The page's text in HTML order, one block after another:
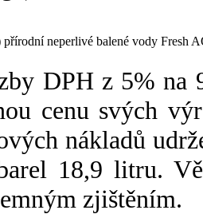
neperlivé balené vody Fresh
DPH z 5%
cenu svých
nákladů
18,9 litru.
zjištěním.